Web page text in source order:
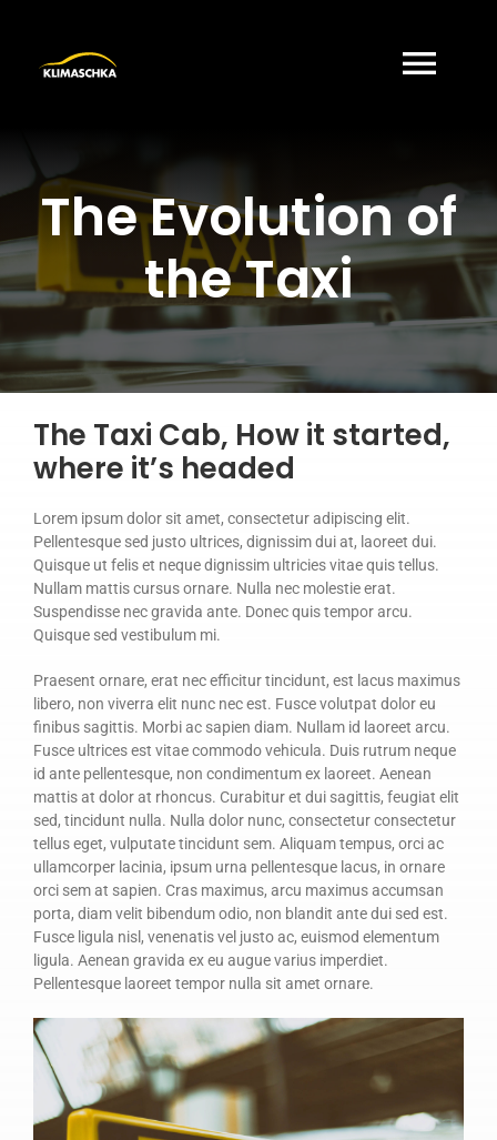
Kontakt
The Evolution of
the Taxi
The Taxi Cab, How it started,
where it’s headed
Lorem ipsum dolor sit amet, consectetur adipiscing elit.
Pellentesque sed justo ultrices, dignissim dui at, laoreet dui.
Quisque ut felis et neque dignissim ultricies vitae quis tellus.
Nullam mattis cursus ornare. Nulla nec molestie erat.
Suspendisse nec gravida ante. Donec quis tempor arcu.
Quisque sed vestibulum mi.
Praesent ornare, erat nec efficitur tincidunt, est lacus maximus
libero, non viverra elit nunc nec est. Fusce volutpat dolor eu
finibus sagittis. Morbi ac sapien diam. Nullam id laoreet arcu.
Fusce ultrices est vitae commodo vehicula. Duis rutrum neque
id ante pellentesque, non condimentum ex laoreet. Aenean
mattis at dolor at rhoncus. Curabitur et dui sagittis, feugiat elit
sed, tincidunt nulla. Nulla dolor nunc, consectetur consectetur
tellus eget, vulputate tincidunt sem. Aliquam tempus, orci ac
ullamcorper lacinia, ipsum urna pellentesque lacus, in ornare
orci sem at sapien. Cras maximus, arcu maximus accumsan
porta, diam velit bibendum odio, non blandit ante dui sed est.
Fusce ligula nisl, venenatis vel justo ac, euismod elementum
ligula. Aenean gravida ex eu augue varius imperdiet.
Pellentesque laoreet tempor nulla sit amet ornare.